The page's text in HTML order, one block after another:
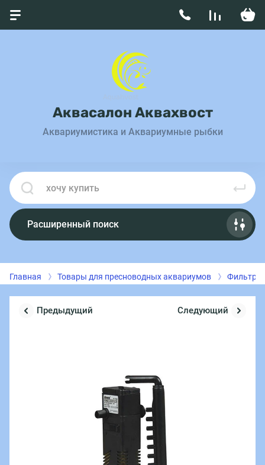
Аквасалон Аквахвост
Аквариумистика и Аквариумные рыбки
Расширенный поиск
Главная Товары для пресноводных аквариумов
Предыдущий Следующий